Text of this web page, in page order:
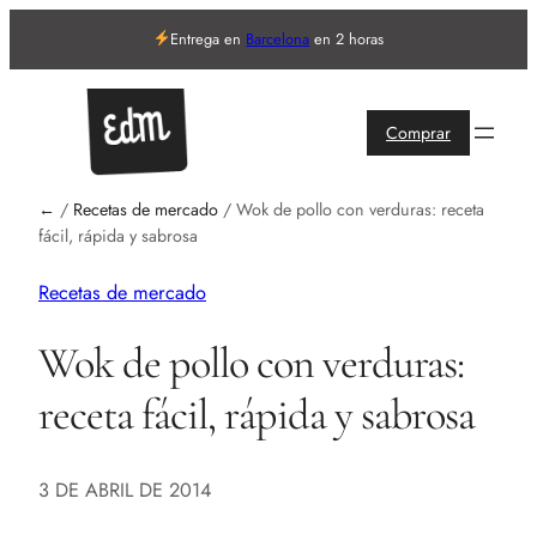
Entrega en Barcelona en 2 horas
Comprar
← / Recetas de mercado / Wok de pollo con verduras: receta
fácil, rápida y sabrosa
Recetas de mercado
Wok de pollo con verduras:
receta fácil, rápida y sabrosa
3 DE ABRIL DE 2014